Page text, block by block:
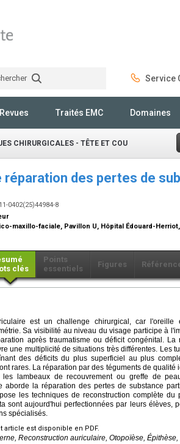
Service
Revues Traités EMC Domaines
CHIRURGICALES - TÊTE ET COU
réparation des pertes de
0402(25)44984-8
maxillo-faciale, Pavillon U, Hôpital Édouard-Herriot,
clés
Points
essentiels
Figures
est un challenge chirurgical, car
Sa visibilité au niveau du visage participe à
après traumatisme ou déficit congénital.
une multiplicité de situations très différentes. Les
des déficits du plus superficiel au plus
rares. La réparation par des téguments de
lambeaux de recouvrement ou greffe de
aborde la réparation des pertes de substance
les techniques de reconstruction complète
sont aujourd'hui perfectionnées par leurs élèves,
spécialisés.
article est disponible en PDF.
Reconstruction auriculaire, Otopoïèse,